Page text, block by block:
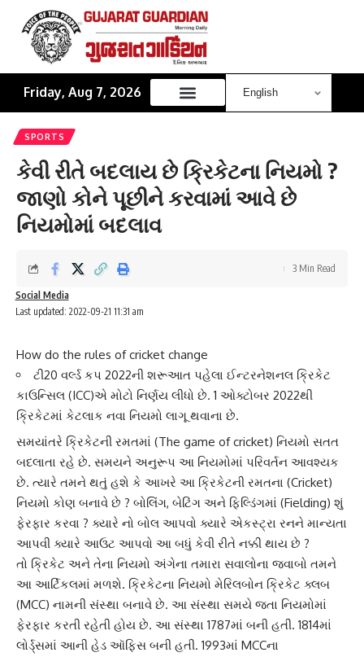
Friday, Aug 7, 2026
SPORTS
કેવી રીતે બદલાય છે ક્રિકેટના નિયમો ?
જાણો કોને પૂછીને કરવામાં આવે છે
નિયમોમાં બદલાવ
Last updated: 2022-09-21 11:31 am
Social Media
3 Min Read
How do the rules of cricket change
ટી20 વર્લ્ડ કપ 2022ની શરૂઆત પહેલા ઈન્ટરનેશનલ ક્રિકેટ
કાઉન્સિલ (ICC)એ મોટો નિર્ણય લીધો છે. 1 ઓક્ટોબર 2022થી
ક્રિકેટમાં કેટલાક નવા નિયમો લાગૂ થવાના છે.
સમયાંતરે ક્રિકેટની રમતમાં (The game of cricket) નિયમો સતત
બદલાતા રહે છે. સમયને અનુરૂપ આ નિયમોમાં પરિવર્તન આવશ્યક
છે. ત્યારે તમને થતું હશે કે આખરે આ ક્રિકેટની રમતના (Cricket)
નિયમો કોણ બનાવે છે ? બોલિંગ, બેટિંગ અને ફિલ્ડિંગમાં (Fielding) શું
ફેરફાર કરવા ? ક્યારે નો બોલ આપવો ક્યારે એકસ્ટ્રા રનને માન્યતા
આપવી ક્યારે આઉટ આપવો આ બધું કેવી રીતે નક્કી થાય છે ?
તો ક્રિકેટ અને તેના નિયમો અંગેના તમારા સવાલોના જવાબો તમને
આ આર્ટિકલમાં મળશે. ક્રિકેટના નિયમો મેરિલબોન ક્રિકેટ ક્લબ
(MCC) નામની સંસ્થા બનાવે છે. આ સંસ્થા સમયે જતા નિયમોમાં
ફેરફાર કરતી રહેતી હોય છે. આ સંસ્થા 1787માં બની હતી. 1814માં
લોર્ડ્સમાં આની હેડ ઑફિસ બની હતી. 1993માં MCCના